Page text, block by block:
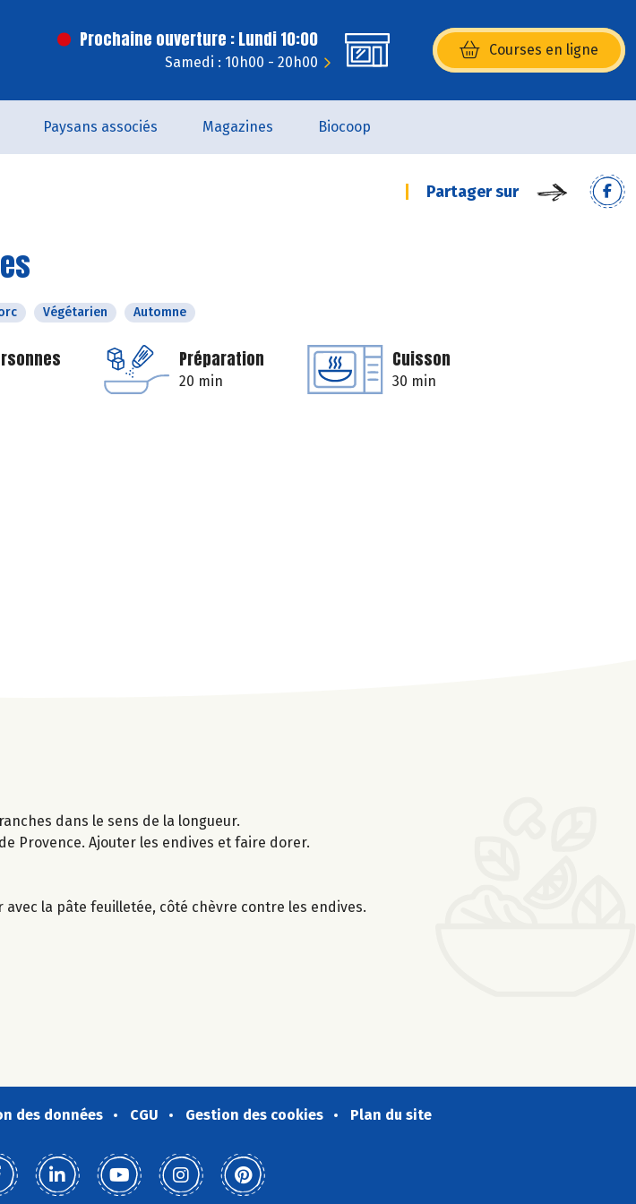
Prochaine ouverture : Lundi 10:00
Samedi : 10h00 - 20h00
Courses en ligne
(s’ouvre dans une nouvelle
Paysans associés Magazines Biocoop
Partager sur
Végétarien Automne
Préparation
20 min
Cuisson
30 min
dans le sens de la longueur.
Provence. Ajouter les endives et faire dorer.
la pâte feuilletée, côté chèvre contre les endives.
des données CGU Gestion des cookies Plan du site